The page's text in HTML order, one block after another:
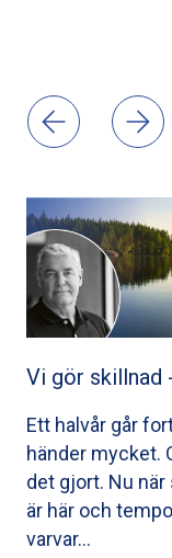
Vi gör skillnad
Ett halvår går
händer mycket.
det gjort. Nu
är här och
varvar…